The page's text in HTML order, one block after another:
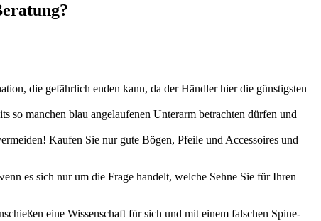
die gefährlich enden kann, da der Händler hier die günstigsten
so manchen blau angelaufenen Unterarm betrachten dürfen und
Kaufen Sie nur gute Bögen, Pfeile und Accessoires und
es sich nur um die Frage handelt, welche Sehne Sie für Ihren
eine Wissenschaft für sich und mit einem falschen Spine-